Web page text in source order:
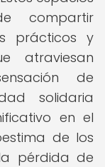
compartir
prácticos y
atraviesan
de
solidaria
en el
de los
pérdida de